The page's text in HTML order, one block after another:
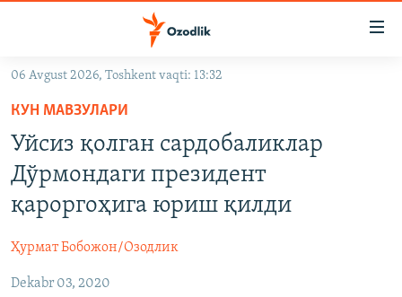
Асосий
навигацияга
ўтинг
Қидиришга
ўтинг
OZODARXIV
На русском
ИЖТИМОИЙ ТАРМОҚЛАР
06 Avgust 2026, Toshkent vaqti: 13:32
КУН МАВЗУЛАРИ
Уйсиз қолган сардобаликлар
Дўрмондаги президент
қароргоҳига юриш қилди
Ҳурмат Бобожон/Озодлик
Dekabr 03, 2020